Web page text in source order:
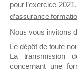
Profil
pour l’exercice
d’assurance
Nous vous invitons
Le dépôt de toute
La transmission
concernant une